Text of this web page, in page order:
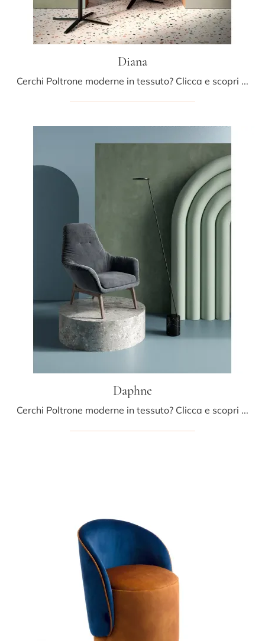
Diana
Cerchi Poltrone moderne in tessuto? Clicca e scopri di più sul modello Diana di Fox Italia.
Daphne
Cerchi Poltrone moderne in tessuto? Clicca e scopri di più sul modello Daphne di Fox Italia.